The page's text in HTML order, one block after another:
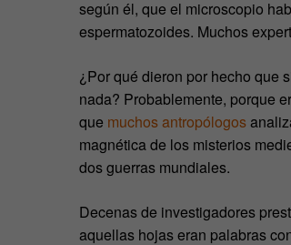
según él, que el microscopio
espermatozoides. Muchos
¿Por qué dieron por hecho que
nada? Probablemente, porque
que muchos antropólogos
magnética de los misterios
dos guerras mundiales.
Decenas de investigadores
aquellas hojas eran palabras